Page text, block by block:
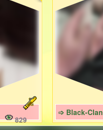
829
➩ Black-Clan